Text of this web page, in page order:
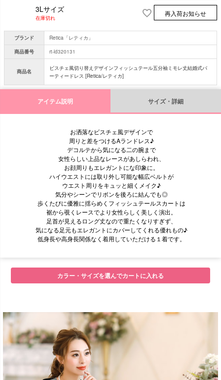
3Lサイズ
在庫切れ
再入荷お知らせ
ブランド
Retica「レティカ」
商品番号
rt-ld320131
商品名
ビスチェ風切り替えデザインフィッシュテール五分袖ミモレ丈結婚式パ
ーティードレス [Retica/レティカ]
アイテム説明 サイズ・詳細
お洒落なビスチェ風デザインで
周りと差をつけるAランドレス♪
デコルテから気になる二の腕まで
女性らしい上品なレースがあしらわれ、
お顔周りもエレガントにな印象に。
ハイウエストには取り外し可能な幅広ベルトが
ウエスト周りをキュッと細くメイク♪
気分やシーンでリボンを後ろに結んでも◎
歩くたびに優雅に揺らめくフィッシュテールスカートは
裾から覗くレースでより女性らしく美しく演出。
足首が見えるロング丈なので重たくなりすぎず、
気になる足元もエレガントにカバーしてくれる優れもの♪
低身長や高身長関係なく着用していただける１着です。
カラー・サイズを選んでカートに入れる